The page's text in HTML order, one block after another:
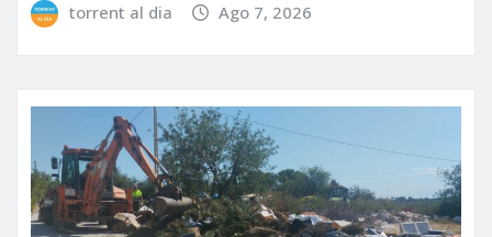
torrent al dia Ago 7, 2026